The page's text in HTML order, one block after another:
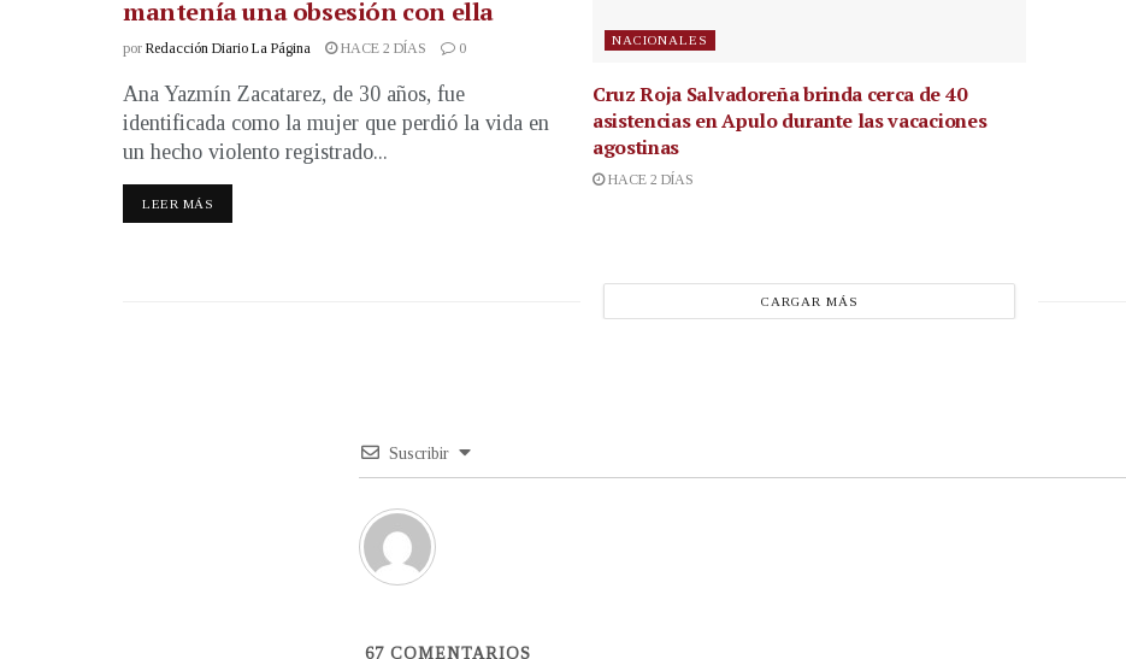
mantenía una obsesión con ella
por Redacción Diario La Página HACE 2 DÍAS 0
Ana Yazmín Zacatarez, de 30 años, fue
identificada como la mujer que perdió la vida en
un hecho violento registrado...
LEER MÁS
NACIONALES
Cruz Roja Salvadoreña brinda cerca de 40
asistencias en Apulo durante las vacaciones
agostinas
HACE 2 DÍAS
CARGAR MÁS
Suscribir
67 COMENTARIOS